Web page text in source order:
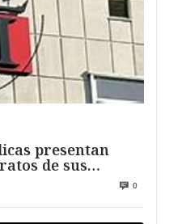
presentan
de sus
0